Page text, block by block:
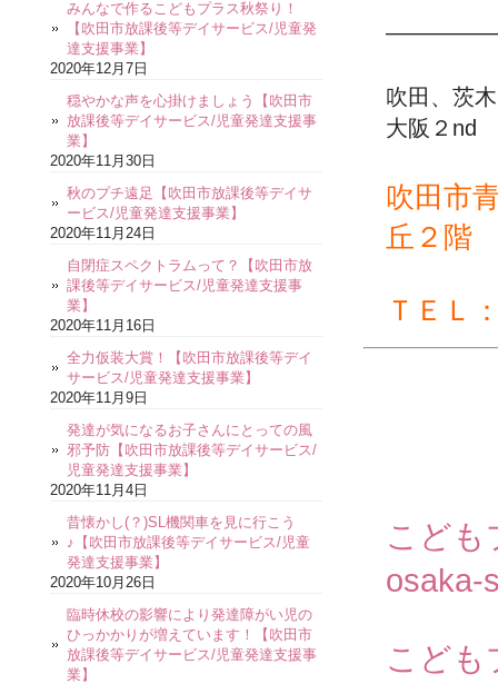
吹田、茨
大阪２nd
吹田市
丘２階
ＴＥＬ
こども
osaka-
こど
みんなで作るこどもプラス秋祭り！
【吹田市放課後等デイサービス/児童発
達支援事業】
2020年12月7日
穏やかな声を心掛けましょう【吹田市
放課後等デイサービス/児童発達支援事
業】
2020年11月30日
秋のプチ遠足【吹田市放課後等デイサ
ービス/児童発達支援事業】
2020年11月24日
自閉症スペクトラムって？【吹田市放
課後等デイサービス/児童発達支援事
業】
2020年11月16日
全力仮装大賞！【吹田市放課後等デイ
サービス/児童発達支援事業】
2020年11月9日
発達が気になるお子さんにとっての風
邪予防【吹田市放課後等デイサービス/
児童発達支援事業】
2020年11月4日
昔懐かし(？)SL機関車を見に行こう
♪【吹田市放課後等デイサービス/児童
発達支援事業】
2020年10月26日
臨時休校の影響により発達障がい児の
ひっかかりが増えています！【吹田市
放課後等デイサービス/児童発達支援事
業】